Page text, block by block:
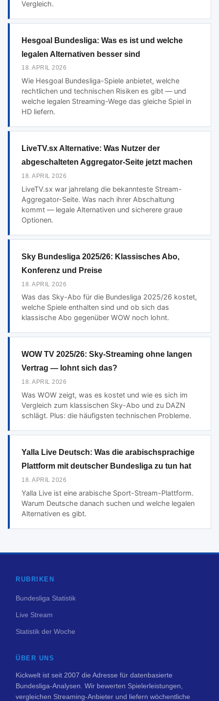
Vergleich.
Hesgoal Bundesliga: Was es ist und welche
legalen Alternativen besser sind
18. APRIL 2026
Wie Hesgoal Bundesliga-Spiele anbietet, welche
rechtlichen und technischen Risiken es gibt — und
welche legalen Streaming-Wege das gleiche Spiel in
HD liefern.
LiveTV.sx Alternative: Was Nutzer der
abgeschalteten Aggregator-Seite jetzt machen
18. APRIL 2026
LiveTV.sx war jahrelang die bekannteste Stream-
Aggregator-Seite. Was nach ihrer Abschaltung
kommt — legale Alternativen und sicherere graue
Optionen.
Sky Bundesliga 2025/26: Klassisches Abo,
Konferenz und Preise
18. APRIL 2026
Was das Sky-Abo für die Bundesliga 2025/26 kostet,
welche Spiele enthalten sind und ob sich das
klassische Abo gegenüber WOW noch lohnt.
WOW TV 2025/26: Sky-Streaming ohne langen
Vertrag — lohnt sich das?
18. APRIL 2026
Was WOW zeigt, was es kostet und wie es sich im
Vergleich zum klassischen Sky-Abo und zu DAZN
schlägt. Plus: die häufigsten technischen Probleme.
Yalla Live Deutsch: Was die arabischsprachige
Plattform mit deutscher Bundesliga zu tun hat
18. APRIL 2026
Yalla Live ist eine arabische Sport-Stream-Plattform.
Warum Deutsche danach suchen und welche legalen
Alternativen es gibt.
RUBRIKEN
Bundesliga Statistik
Live Stream
Statistik der Woche
ÜBER UNS
Kickwelt ist seit 2007 die Adresse für datenbasierte
Bundesliga-Analysen. Wir bewerten Spielerleistungen,
vergleichen Streaming-Anbieter und liefern wöchentliche